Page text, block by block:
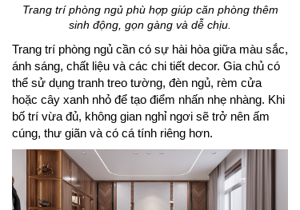
Trang trí phòng ngủ phù hợp giúp căn phòng thêm
sinh động, gọn gàng và dễ chịu.
Trang trí phòng ngủ cần có sự hài hòa giữa màu sắc,
ánh sáng, chất liệu và các chi tiết decor. Gia chủ có
thể sử dụng tranh treo tường, đèn ngủ, rèm cửa
hoặc cây xanh nhỏ để tạo điểm nhấn nhẹ nhàng. Khi
bố trí vừa đủ, không gian nghỉ ngơi sẽ trở nên ấm
cúng, thư giãn và có cá tính riêng hơn.